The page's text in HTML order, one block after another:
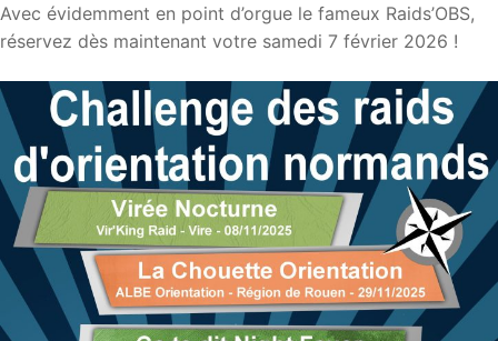
Avec évidemment en point d’orgue le fameux Raids’OBS,
réservez dès maintenant votre samedi 7 février 2026 !